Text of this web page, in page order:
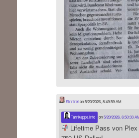
Sinnfreion 5/20/2026, 8:49:59 AM
Tarnkappe.info on5/20/2026, 6:50:33
Lifetime Pass von